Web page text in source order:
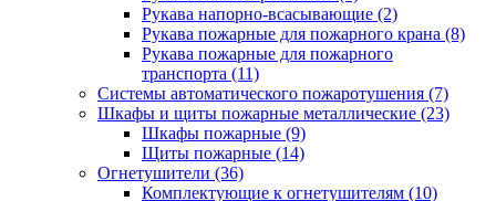
Рукава напорно-всасывающие (2)
Рукава пожарные для пожарного крана (8)
Рукава пожарные для пожарного
транспорта (11)
Системы автоматического пожаротушения (7)
Шкафы и щиты пожарные металлические (23)
Шкафы пожарные (9)
Щиты пожарные (14)
Огнетушители (36)
Комплектующие к огнетушителям (10)